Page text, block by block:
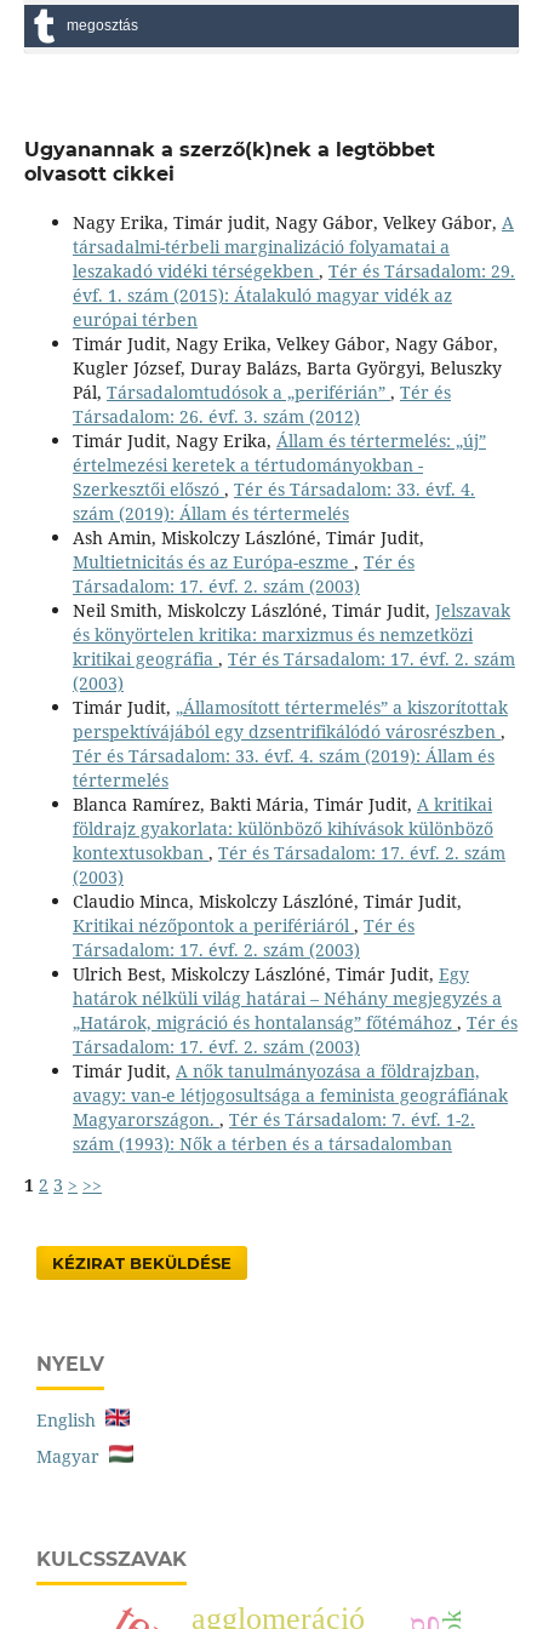
megosztás
Ugyanannak a szerző(k)nek a legtöbbet
olvasott cikkei
Nagy Erika, Timár judit, Nagy Gábor, Velkey Gábor, A
társadalmi-térbeli marginalizáció folyamatai a
leszakadó vidéki térségekben , Tér és Társadalom: 29.
évf. 1. szám (2015): Átalakuló magyar vidék az
európai térben
Timár Judit, Nagy Erika, Velkey Gábor, Nagy Gábor,
Kugler József, Duray Balázs, Barta Györgyi, Beluszky
Pál, Társadalomtudósok a „periférián” , Tér és
Társadalom: 26. évf. 3. szám (2012)
Timár Judit, Nagy Erika, Állam és tértermelés: „új”
értelmezési keretek a tértudományokban -
Szerkesztői előszó , Tér és Társadalom: 33. évf. 4.
szám (2019): Állam és tértermelés
Ash Amin, Miskolczy Lászlóné, Timár Judit,
Multietnicitás és az Európa-eszme , Tér és
Társadalom: 17. évf. 2. szám (2003)
Neil Smith, Miskolczy Lászlóné, Timár Judit, Jelszavak
és könyörtelen kritika: marxizmus és nemzetközi
kritikai geográfia , Tér és Társadalom: 17. évf. 2. szám
(2003)
Timár Judit, „Államosított tértermelés” a kiszorítottak
perspektívájából egy dzsentrifikálódó városrészben ,
Tér és Társadalom: 33. évf. 4. szám (2019): Állam és
tértermelés
Blanca Ramírez, Bakti Mária, Timár Judit, A kritikai
földrajz gyakorlata: különböző kihívások különböző
kontextusokban , Tér és Társadalom: 17. évf. 2. szám
(2003)
Claudio Minca, Miskolczy Lászlóné, Timár Judit,
Kritikai nézőpontok a perifériáról , Tér és
Társadalom: 17. évf. 2. szám (2003)
Ulrich Best, Miskolczy Lászlóné, Timár Judit, Egy
határok nélküli világ határai – Néhány megjegyzés a
„Határok, migráció és hontalanság” főtémához , Tér és
Társadalom: 17. évf. 2. szám (2003)
Timár Judit, A nők tanulmányozása a földrajzban,
avagy: van-e létjogosultsága a feminista geográfiának
Magyarországon. , Tér és Társadalom: 7. évf. 1-2.
szám (1993): Nők a térben és a társadalomban
1 2 3 > >>
KÉZIRAT BEKÜLDÉSE
NYELV
English
Magyar
KULCSSZAVAK
agglomeráció